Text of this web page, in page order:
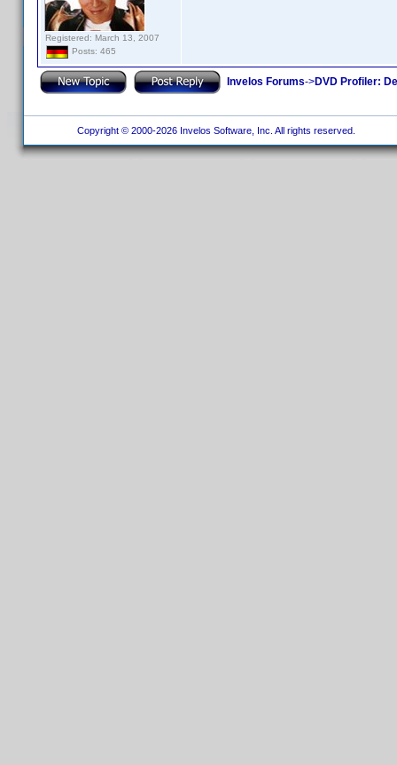
Registered: March 13, 2007
Posts: 465
Invelos Forums->DVD Profiler:
Copyright © 2000-2026 Invelos Software, Inc. All rights reserved.